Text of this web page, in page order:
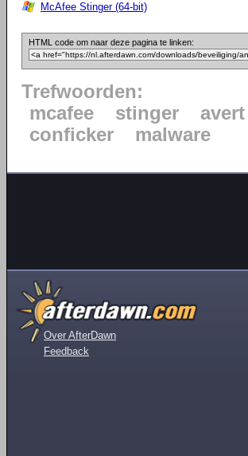
McAfee Stinger (64-bit)
HTML code om naar deze pagina te linken:
Trefwoorden:
mcafee
stinger avert
conficker
malware
Over AfterDawn
Feedback